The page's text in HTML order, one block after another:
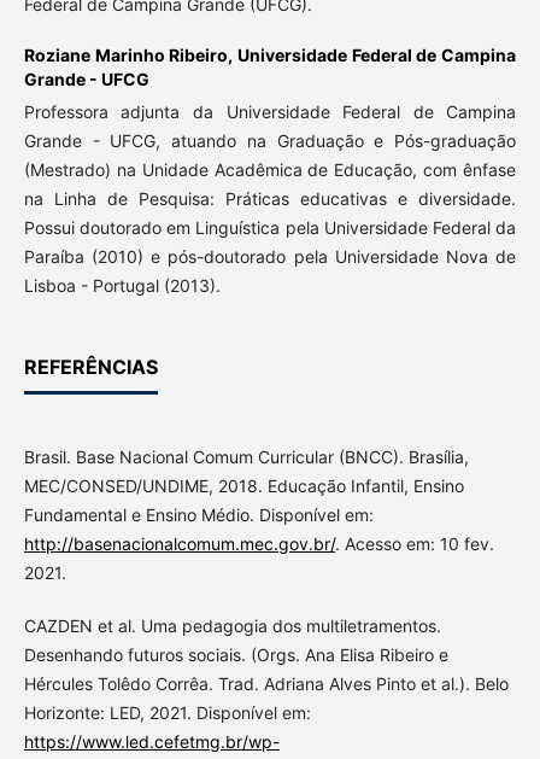
Federal de Campina Grande (UFCG).
Roziane Marinho Ribeiro, Universidade Federal de Campina
Grande - UFCG
Professora adjunta da Universidade Federal de Campina
Grande - UFCG, atuando na Graduação e Pós-graduação
(Mestrado) na Unidade Acadêmica de Educação, com ênfase
na Linha de Pesquisa: Práticas educativas e diversidade.
Possui doutorado em Linguística pela Universidade Federal da
Paraíba (2010) e pós-doutorado pela Universidade Nova de
Lisboa - Portugal (2013).
REFERÊNCIAS
Brasil. Base Nacional Comum Curricular (BNCC). Brasília,
MEC/CONSED/UNDIME, 2018. Educação Infantil, Ensino
Fundamental e Ensino Médio. Disponível em:
http://basenacionalcomum.mec.gov.br/. Acesso em: 10 fev.
2021.
CAZDEN et al. Uma pedagogia dos multiletramentos.
Desenhando futuros sociais. (Orgs. Ana Elisa Ribeiro e
Hércules Tolêdo Corrêa. Trad. Adriana Alves Pinto et al.). Belo
Horizonte: LED, 2021. Disponível em:
https://www.led.cefetmg.br/wp-